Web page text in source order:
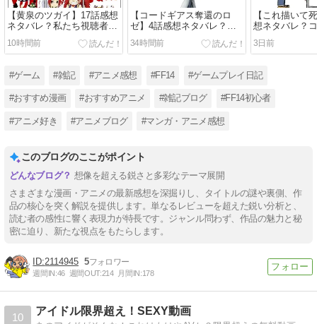
【黄泉のツガイ】17話感想
ネタバレ？私たち視聴者は
騙された！
10時間前
【コードギアス奪還のロ
ゼ】4話感想ネタバレ？感
想がない。あるのは疑念だ
け。
34時間前
【これ描いて
想ネタバレ？
オリジナル作
3日前
#ゲーム #雑記 #アニメ感想 #FF14 #ゲームプレイ日記
#おすすめ漫画 #おすすめアニメ #雑記ブログ #FF14初心者
#アニメ好き #アニメブログ #マンガ・アニメ感想
このブログのここがポイント
想像を超える鋭さと多彩なテーマ展開
さまざまな漫画・アニメの最新感想を深掘りし、タイトルの謎や裏側、作
品の核心を突く解説を提供します。単なるレビューを超えた鋭い分析と、
読む者の感性に響く表現力が特長です。ジャンル問わず、作品の魅力と秘
密に迫り、新たな視点をもたらします。
2114945 5
週間IN:46 週間OUT:214 月間IN:178
10
アイドル限界超え！SEXY動画